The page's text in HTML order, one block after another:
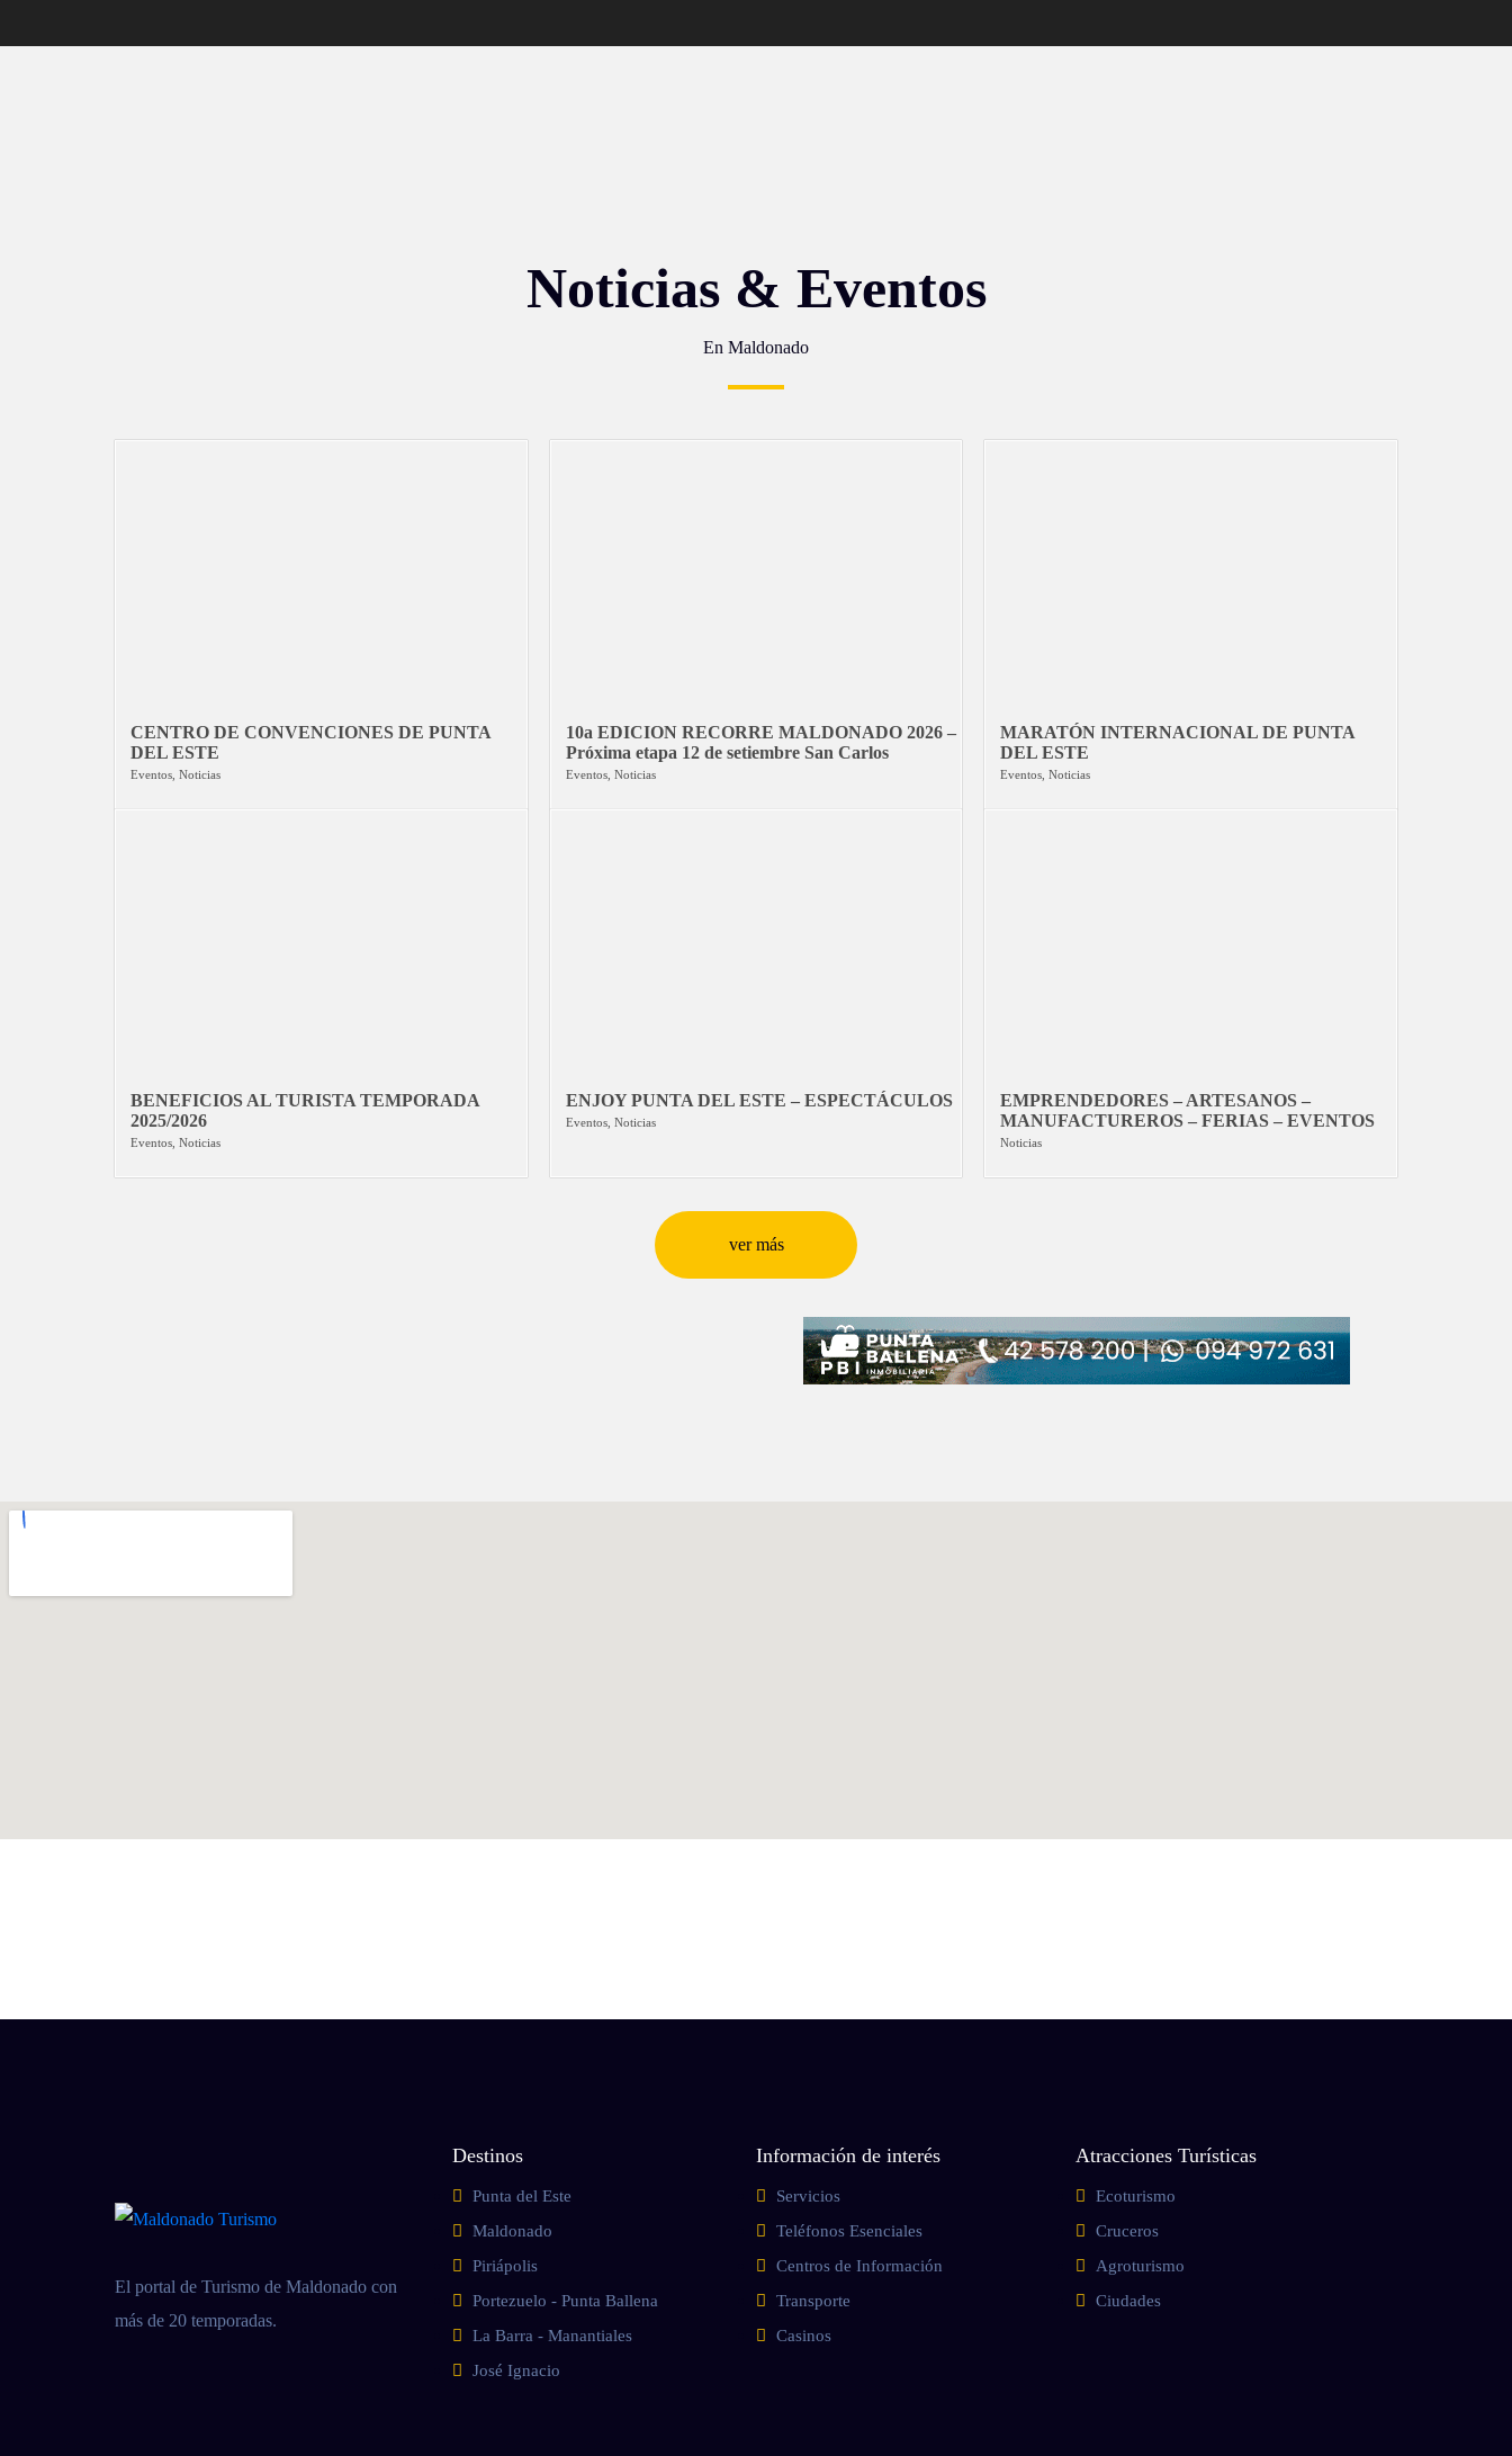
Noticias & Eventos
En Maldonado
CENTRO DE CONVENCIONES DE PUNTA
DEL ESTE
Eventos Noticias
10a EDICION RECORRE MALDONADO 2026 –
Próxima etapa 12 de setiembre San Carlos
Eventos, Noticias
MARATÓN INTERNACIONAL DE PUNTA
DEL ESTE
Eventos ,Noticias
BENEFICIOS AL TURISTA TEMPORADA
2025/2026
Eventos, Noticias
ENJOY PUNTA DEL ESTE – ESPECTÁCULOS
Eventos, Noticias
EMPRENDEDORES – ARTESANOS –
MANUFACTUREROS – FERIAS – EVENTOS
Noticias
ver más
El portal de Turismo de Maldonado con
más de 20 temporadas.
Destinos
Punta del Este
Maldonado
Piriápolis
Portezuelo - Punta Ballena
La Barra - Manantiales
José Ignacio
Información de interés
Servicios
Teléfonos Esenciales
Centros de Información
Transporte
Casinos
Atracciones Turísticas
Ecoturismo
Cruceros
Agroturismo
Ciudades